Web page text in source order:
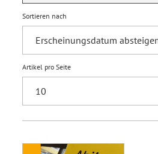
Sortieren nach
Artikel pro Seite